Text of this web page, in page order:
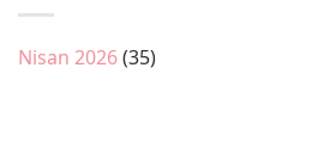
Nisan 2026(35)